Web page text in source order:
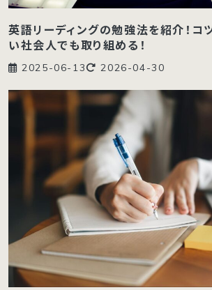
英語リーディングの勉強法を紹介！コ
い社会人でも取り組める！
2025-06-13 2026-04-30